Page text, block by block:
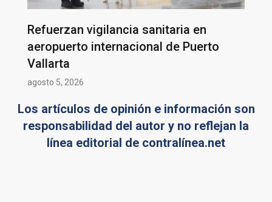
Refuerzan vigilancia sanitaria en
aeropuerto internacional de Puerto
Vallarta
agosto 5, 2026
Los artículos de opinión e información son
responsabilidad del autor y no reflejan la
línea editorial de contralínea.net